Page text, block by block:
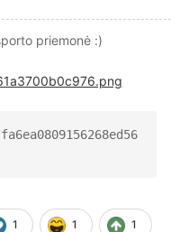
priemonė :)
1 1 1